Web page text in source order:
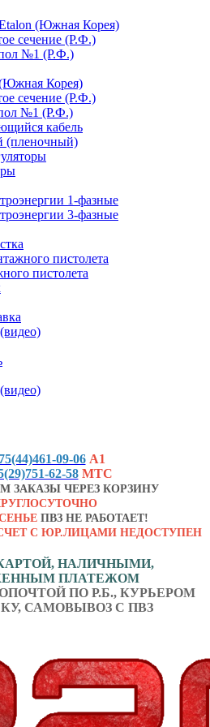
(Южная Корея)
сечение (Р.Ф.)
№1 (Р.Ф.)
Корея)
сечение (Р.Ф.)
№1 (Р.Ф.)
кабель
(пленочный)
1-фазные
3-фазные
пистолета
пистолета
09-06 А1
62-58 МТС
ЗАКАЗЫ ЧЕРЕЗ КОРЗИНУ
ПВЗ НЕ РАБОТАЕТ!
С ЮР.ЛИЦАМИ НЕДОСТУПЕН
НАЛИЧНЫМИ,
ПЛАТЕЖОМ
ПО Р.Б., КУРЬЕРОМ
САМОВЫВОЗ С ПВЗ